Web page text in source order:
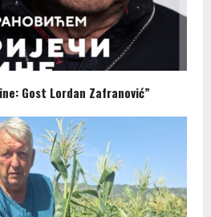
Gost Lordan Zafranović”